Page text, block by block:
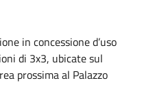
in concessione d’uso
di 3x3, ubicate sul
prossima al Palazzo